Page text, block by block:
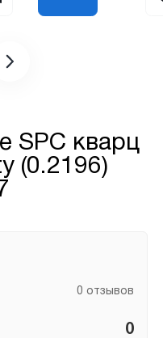
SPC кварц
(0.2196)
0 отзывов
0